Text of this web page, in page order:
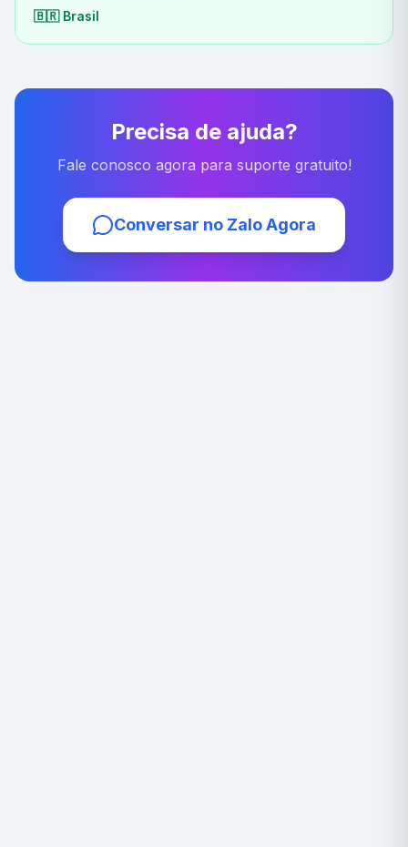
🇧🇷 Brasil
Precisa de ajuda?
Fale conosco agora para suporte gratuito!
Conversar no Zalo Agora